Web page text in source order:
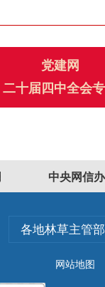
党建网
二十届四中全会
中央网信办
各地林草主管
网站地图